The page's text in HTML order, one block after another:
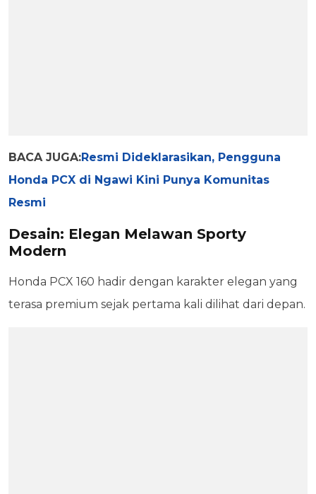
BACA JUGA:Resmi Dideklarasikan, Pengguna
Honda PCX di Ngawi Kini Punya Komunitas
Resmi
Desain: Elegan Melawan Sporty
Modern
Honda PCX 160 hadir dengan karakter elegan yang
terasa premium sejak pertama kali dilihat dari depan.